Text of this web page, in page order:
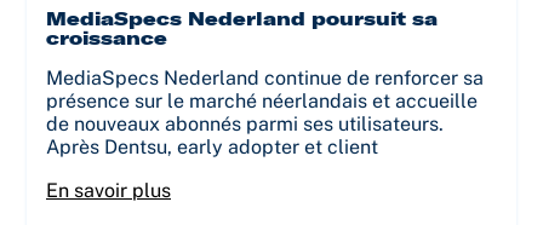
MediaSpecs Nederland poursuit sa
croissance
MediaSpecs Nederland continue de renforcer sa
présence sur le marché néerlandais et accueille
de nouveaux abonnés parmi ses utilisateurs.
Après Dentsu, early adopter et client
En savoir plus